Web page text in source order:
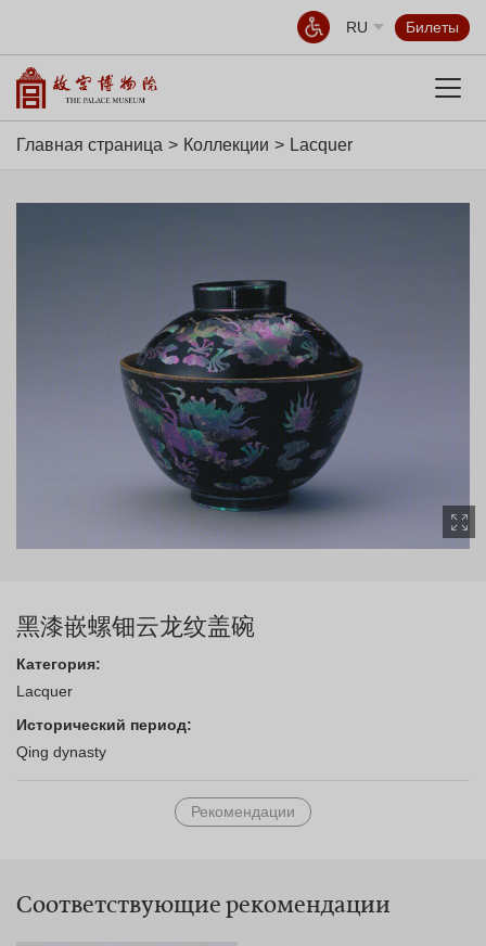
RU Билеты
Главная страница Коллекции Lacquer
黑漆嵌螺钿云龙纹盖碗
Категория:
Lacquer
Исторический период:
Qing dynasty
Рекомендации
Соответствующие рекомендации